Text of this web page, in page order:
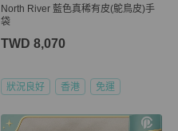
North River 藍色真稀有皮(鴕鳥皮)手
袋
TWD 8,070
狀況良好 香港 免運